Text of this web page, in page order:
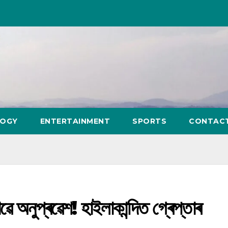
ENTERTAINMENT SPORTS
হাইলাকান্দিত গ্ৰেপ্তাৰ